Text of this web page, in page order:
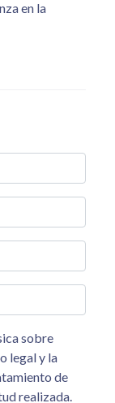
en la
realizada.